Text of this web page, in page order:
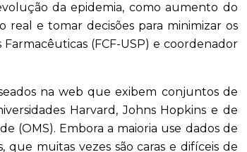
da epidemia, como aumento do
e tomar decisões para minimizar os
(FCF-USP) e coordenador
na web que exibem conjuntos de
Harvard, Johns Hopkins e de
(OMS). Embora a maioria use dados de
muitas vezes são caras e difíceis de